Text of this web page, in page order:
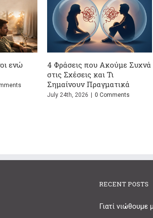
4 Φράσεις που Ακούμε Συχνά
στις Σχέσεις και Τι
Σημαίνουν Πραγματικά
0 Comments
Ζευγάρια:
Κάνετε
July 13th, 2026
RECENT POSTS
Γιατί